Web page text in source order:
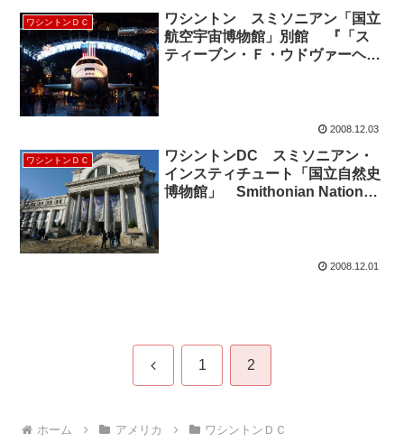
ワシントンＤＣ
ワシントン スミソニアン「国立
航空宇宙博物館」別館 『「ス
ティーブン・Ｆ・ウドヴァーヘイ
2008.12.03
ワシントンＤＣ
ワシントンDC スミソニアン・
インスティチュート「国立自然史
博物館」 Smithonian National
2008.12.01
前 1 2
ホーム アメリカ ワシントンＤＣ